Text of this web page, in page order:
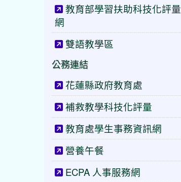
教育部學習扶助科技化評量
網
雙語教學區
公務連結
花蓮縣政府教育處
補救教學科技化評量
教育處學生事務資訊網
營養午餐
ECPA 人事服務網